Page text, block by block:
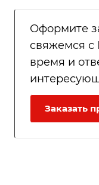
Оформите
свяжемся
время и
Заказать